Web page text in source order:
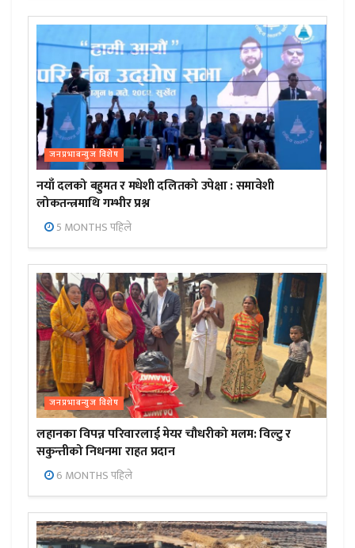
जनप्रभाबन्युज विशेष
नयाँ दलको बहुमत र मधेशी दलितको उपेक्षा : समावेशी
लोकतन्त्रमाथि गम्भीर प्रश्न
5 MONTHS पहिले
जनप्रभाबन्युज विशेष
लहानका विपन्न परिवारलाई मेयर चौधरीको मलम: विल्टु र
सकुन्तीको निधनमा राहत प्रदान
6 MONTHS पहिले